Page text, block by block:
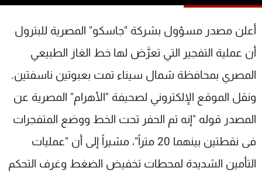
أعلن مصدر مسؤول بشركة "جاسكو" المصرية للبترول
أن عملية التفجير التي تعرَّض لها خط الغاز الطبيعي
المصري بمحافظة شمال سيناء تمت بعبوتين ناسفتين.
ونقل الموقع الإلكتروني لصحيفة "الأهرام" المصرية عن
المصدر قوله "إنه تم الحفر تحت الخط ووضع المتفجرات
فى نقطتين بينهما 20 متراً"، مشيراً إلى أن "عمليات
التأمين الشديدة لمحطات تخفيض الضغط وغرف التحكم
شاهد البرامج
الترددات
عن MTV
الإنـتـاج
لاعلاناتكم
وظائف
تواصل معنا
سياسة الخصوصية